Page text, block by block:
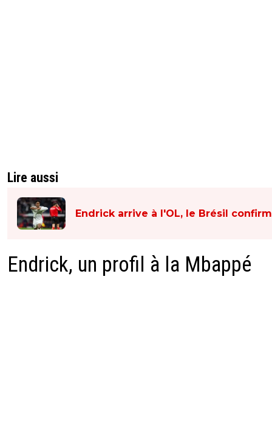
Lire aussi
Endrick arrive à l'OL, le Brésil
Endrick, un profil à la Mbappé